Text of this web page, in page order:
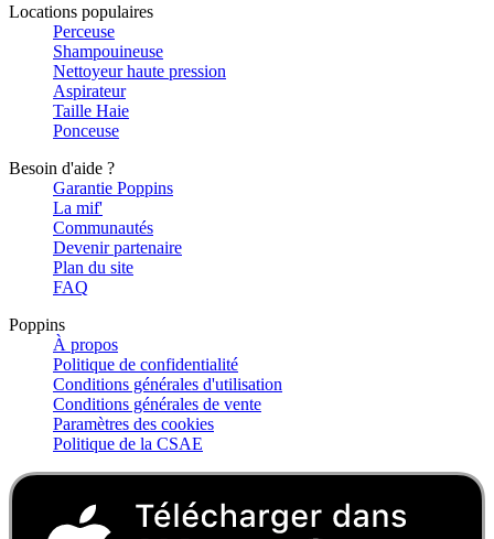
Locations populaires
Perceuse
Shampouineuse
Nettoyeur haute pression
Aspirateur
Taille Haie
Ponceuse
Besoin d'aide ?
Garantie Poppins
La mif'
Communautés
Devenir partenaire
Plan du site
FAQ
Poppins
À propos
Politique de confidentialité
Conditions générales d'utilisation
Conditions générales de vente
Paramètres des cookies
Politique de la CSAE